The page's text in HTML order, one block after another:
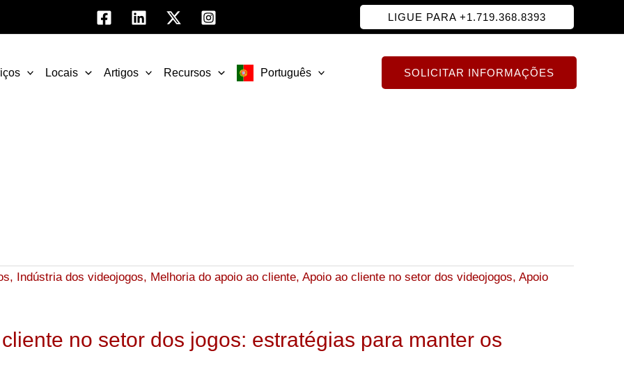
LIGUE PARA +1.719.368.8393
Locais Artigos Recursos Português SOLICITAR INFORMAÇÕES
no setor dos jogos: estratégias para manter os